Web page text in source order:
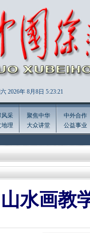
2026年 8月8日 5:23:22
风采
地理
聚焦中华
大众讲堂
中外合作
公益事业
山水画教